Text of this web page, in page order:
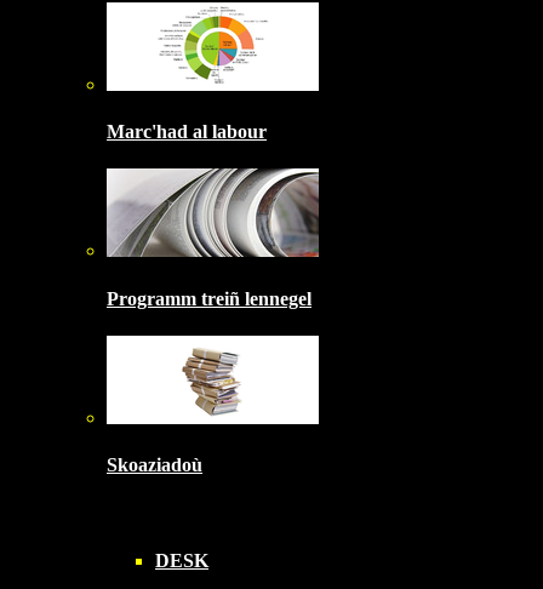
Marc'had al labour
Programm treiñ lennegel
Skoaziadoù
DESK